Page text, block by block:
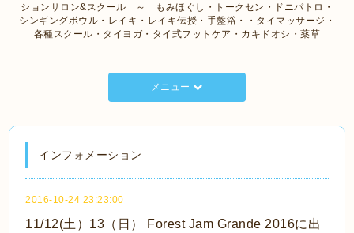
ションサロン&スクール ～ もみほぐし・トークセン・ドニパトロ・
シンギングボウル・レイキ・レイキ伝授・手盤浴・・タイマッサージ・
各種スクール・タイヨガ・タイ式フットケア・カキドオシ・薬草
メニュー
インフォメーション
2016-10-24 23:23:00
11/12(土）13（日） Forest Jam Grande 2016に出